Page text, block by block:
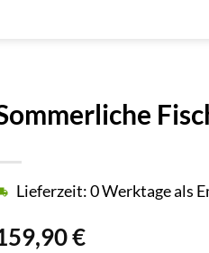
€
Lieferzeit: 0 Werktage als